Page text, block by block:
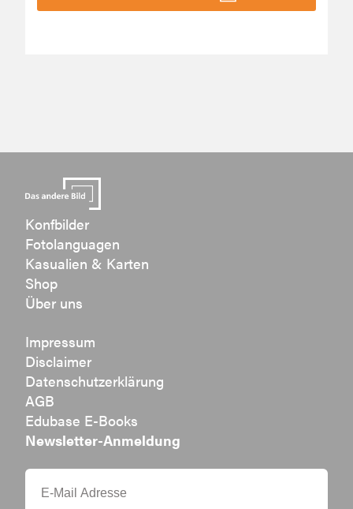
Konfbilder
Fotolanguagen
Kasualien & Karten
Shop
Über uns
Impressum
Disclaimer
Datenschutzerklärung
AGB
Edubase E-Books
Newsletter-Anmeldung